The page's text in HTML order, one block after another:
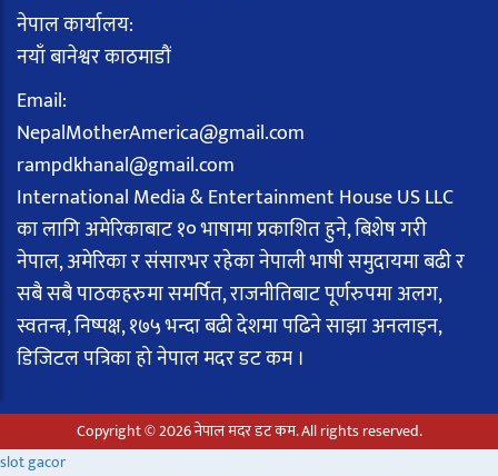
नेपाल कार्यालय:
नयाँ बानेश्वर काठमाडौं
Email:
NepalMotherAmerica@gmail.com
rampdkhanal@gmail.com
International Media & Entertainment House US LLC
का लागि अमेरिकाबाट १० भाषामा प्रकाशित हुने, बिशेष गरी
नेपाल, अमेरिका र संसारभर रहेका नेपाली भाषी समुदायमा बढी र
सबै सबै पाठकहरुमा समर्पित, राजनीतिबाट पूर्णरुपमा अलग,
स्वतन्त्र, निष्पक्ष, १७५ भन्दा बढी देशमा पढिने साझा अनलाइन,
डिजिटल पत्रिका हो नेपाल मदर डट कम ।
Copyright © 2026 नेपाल मदर डट कम. All rights reserved.
slot gacor